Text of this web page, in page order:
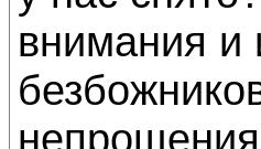
внимания и